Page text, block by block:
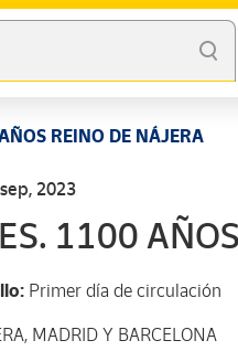
REINO DE NÁJERA
2023
1100
Primer día de circulación
MADRID Y BARCELONA